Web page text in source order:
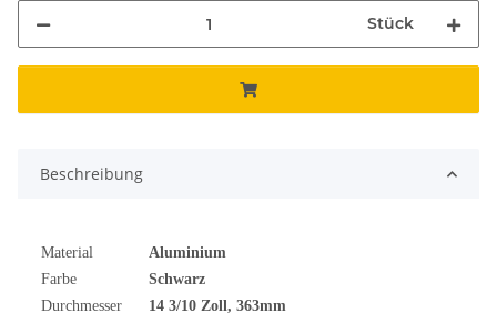
Stück
Beschreibung
Material
Aluminium
Farbe
Schwarz
Durchmesser
14 3/10 Zoll, 363mm